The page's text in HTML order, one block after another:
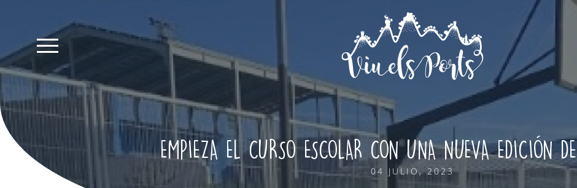
EMPIEZA EL CURSO ESCOLAR CON UNA NUEVA EDICIÓN
04 JULIO, 2023